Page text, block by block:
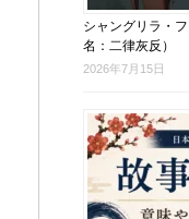
シャングリラ・
名：二律灰反）
2026年7月15日